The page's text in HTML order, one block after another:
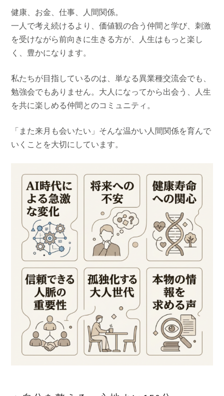
健康、お金、仕事、人間関係。
一人で考え続けるより、価値観の合う仲間と学び、刺激
を受けながら前向きに生きる方が、人生はもっと楽し
く、豊かになります。
私たちが目指しているのは、単なる異業種交流会でも、
勉強会でもありません。大人になってから出会う、人生
を共に楽しめる仲間とのコミュニティ。
「また来月も会いたい」そんな温かい人間関係を育んで
いくことを大切にしています。